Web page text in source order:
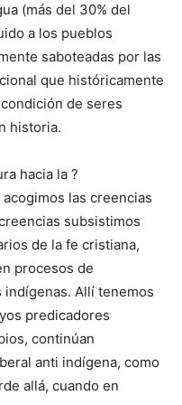
(más del 30% del
a los pueblos
saboteadas por las
que históricamente
de seres
historia.
hacia la ?
las creencias
subsistimos
de la fe cristiana,
procesos de
Allí tenemos
predicadores
continúan
anti indígena, como
allá, cuando en